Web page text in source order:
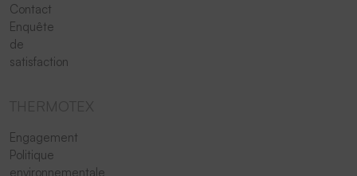
Contact
Enquête
de
satisfaction
Engagement
Politique
environnementale